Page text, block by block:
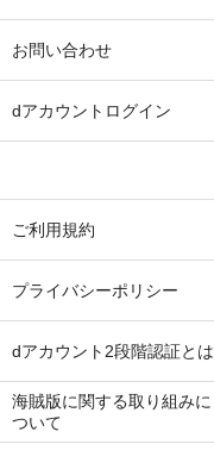
お問い合わせ
dアカウントログイン
ご利用規約
プライバシーポリシー
dアカウント2段階認証とは
海賊版に関する取り組みに
ついて